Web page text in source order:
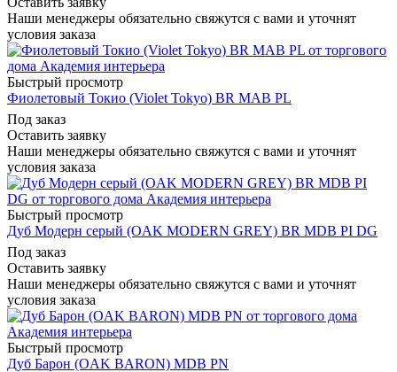
Наши менеджеры обязательно свяжутся с вами и уточнят
условия заказа
Быстрый просмотр
Фиолетовый Токио (Violet Tokyo) BR MAB PL
Под заказ
Оставить заявку
Наши менеджеры обязательно свяжутся с вами и уточнят
условия заказа
Быстрый просмотр
Дуб Модерн серый (OAK MODERN GREY) BR MDB PI DG
Под заказ
Оставить заявку
Наши менеджеры обязательно свяжутся с вами и уточнят
условия заказа
Быстрый просмотр
Дуб Барон (OAK BARON) MDB PN